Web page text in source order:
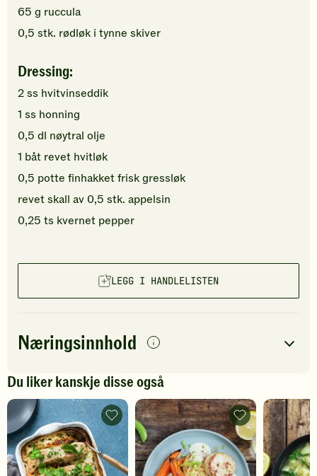
65 g ruccula
0,5 stk. rødløk i tynne skiver
Dressing:
2ss hvitvinseddik
1 ss honning
0,5 dl nøytral olje
1 båt revet hvitløk
0,5 potte finhakketfrisk gressløk
revet skall av 0,5 stk. appelsin
0,25 ts kvernet pepper
LEGG I HANDLELISTEN
Næringsinnhold
per porsjon
Navn på
næringsstoffetantall
Energi 852kcal
Fett
56g
Protein
35g
Du liker kanskje disse også
Alt
i
ett-
form
med
laks
Fiskepudding
med
søtpotet
og
sukkererter